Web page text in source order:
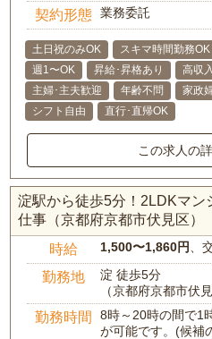
契約形態 業務委託
土日祝のみOK スキマ時間勤務OK
週1〜OK
昇給･昇格あり 高収
主婦･主夫歓迎
年齢不問 家政
シフト自由
直行･直帰OK
この求人の
淀駅から徒歩5分！2LDKマン
仕事（京都府京都市伏見区）
時給 1,500〜1,860円 、
勤務地
淀 徒歩5分
（京都府京都市伏
勤務時間
8時～20時の間で1
が可能です。(候補